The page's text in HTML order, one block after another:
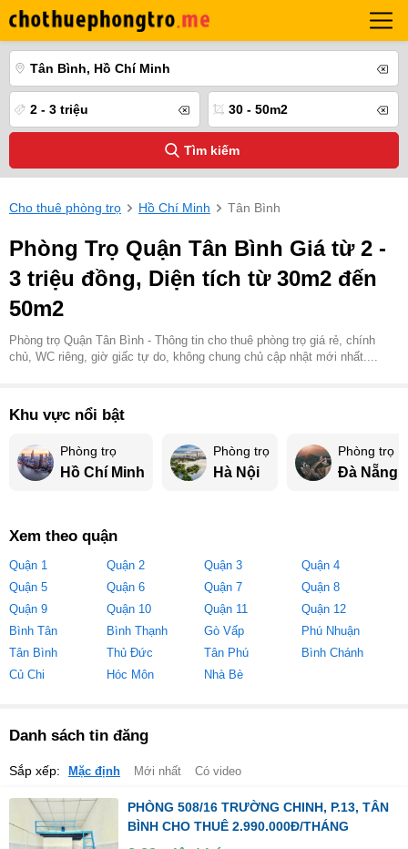
Tân Bình, Hồ Chí Minh
2 - 3 triệu 30 - 50m2
Tìm kiếm
Cho thuê phòng trọ Hồ Chí Minh Tân Bình
Phòng Trọ Quận Tân Bình Giá từ 2 -
3 triệu đồng, Diện tích từ 30m2 đến
50m2
Phòng trọ Quận Tân Bình - Thông tin cho thuê phòng trọ giá rẻ, chính
chủ, WC riêng, giờ giấc tự do, không chung chủ cập nhật mới nhất....
Khu vực nổi bật
Phòng trọ
Hồ Chí Minh
Phòng trọ
Hà Nội
Phòng trọ
Đà Nẵng
Xem theo quận
Quận 1 Quận 2 Quận 3
Quận 4
Quận 5
Quận 6 Quận 7
Quận 8
Quận 9
Quận 10 Quận 11
Quận 12
Bình Tân
Bình Thạnh Gò Vấp
Phú Nhuận
Tân Bình
Thủ Đức Tân Phú
Bình Chánh
Củ Chi
Hóc Môn Nhà Bè
Danh sách tin đăng
Sắp xếp: Mặc định Mới nhất Có video
PHÒNG 508/16 TRƯỜNG CHINH, P.13, TÂN
BÌNH CHO THUÊ 2.990.000Đ/THÁNG